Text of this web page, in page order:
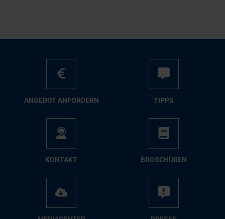
AN­GE­BOT AN­FOR­DERN TIPPS
KON­TAKT BRO­SCHÜ­REN